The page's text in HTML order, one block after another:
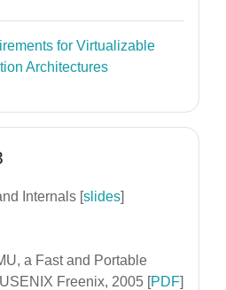
for Virtualizable
Architectures
Internals [slides]
a Fast and Portable
Freenix, 2005 [PDF]